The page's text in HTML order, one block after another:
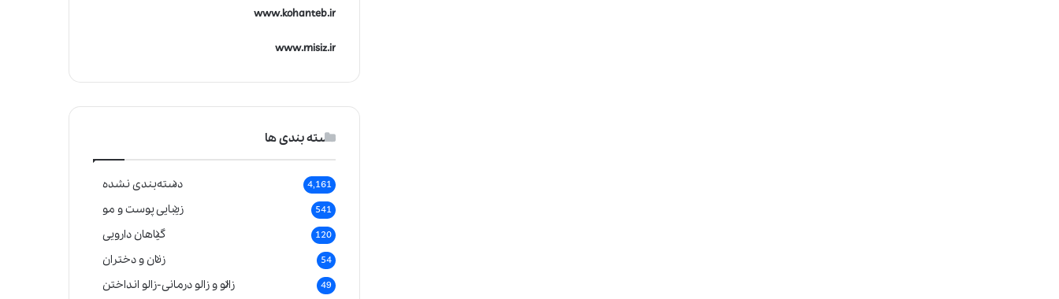
www.kohanteb.ir
www.misiz.ir
دسته بندی ها
دسته‌بندی نشده 4,161
زیبایی پوست و مو 541
گیاهان دارویی 120
زنان و دختران 54
زالو و زالو درمانی-زالو انداختن 49